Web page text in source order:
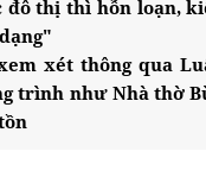
đô thị thì hỗn loạn,
xét thông qua
trình như Nhà thờ